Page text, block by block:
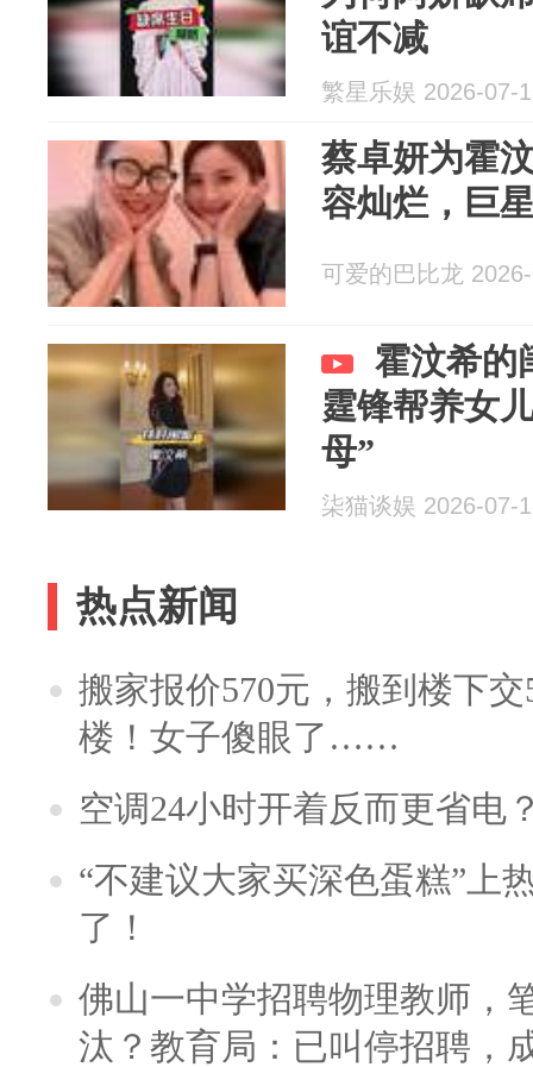
谊不减
繁星乐娱 2026-07-
蔡卓妍为霍
容灿烂，巨
可爱的巴比龙
霍汶希的
霆锋帮养女
母”
柒猫谈娱 2026-07-
热点新闻
搬家报价570元，搬到楼下
楼！女子傻眼了……
空调24小时开着反而更省电
“不建议大家买深色蛋糕”上
了！
佛山一中学招聘物理教师，
汰？教育局：已叫停招聘，